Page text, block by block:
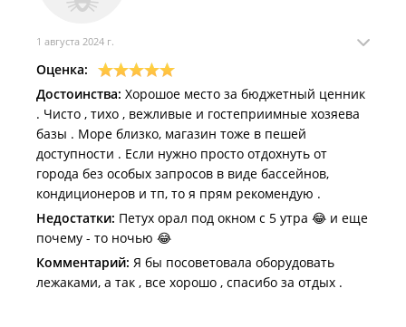
1 августа 2024 г.
Оценка:
Достоинства: Хорошое место за бюджетный ценник
. Чисто , тихо , вежливые и гостеприимные хозяева
базы . Море близко, магазин тоже в пешей
доступности . Если нужно просто отдохнуть от
города без особых запросов в виде бассейнов,
кондиционеров и тп, то я прям рекомендую .
Недостатки: Петух орал под окном с 5 утра 😂 и еще
почему - то ночью 😂
Комментарий: Я бы посоветовала оборудовать
лежаками, а так , все хорошо , спасибо за отдых .